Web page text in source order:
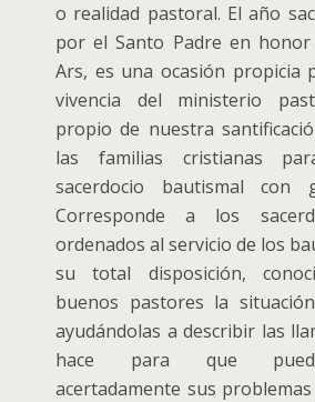
o realidad pastoral. El año
por el Santo Padre en
Ars, es una ocasión propicia
vivencia del ministerio
propio de nuestra
las familias cristianas
sacerdocio bautismal con
Corresponde a los
ordenados al servicio de los
su total disposición,
buenos pastores la
ayudándolas a describir las
hace para que
acertadamente sus